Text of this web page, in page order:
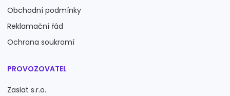
Obchodní podmínky
Reklamační řád
Ochrana soukromí
PROVOZOVATEL
Zaslat s.r.o.